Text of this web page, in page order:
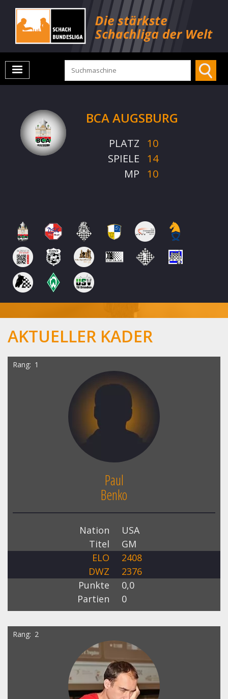
BCA AUGSBURG
PLATZ
10
SPIELE
14
MP
10
AKTUELLER KADER
Rang 1
Paul
Benko
Nation
USA
Titel
GM
ELO
2408
DWZ
2376
Punkte
0,0
Partien
0
Rang 2